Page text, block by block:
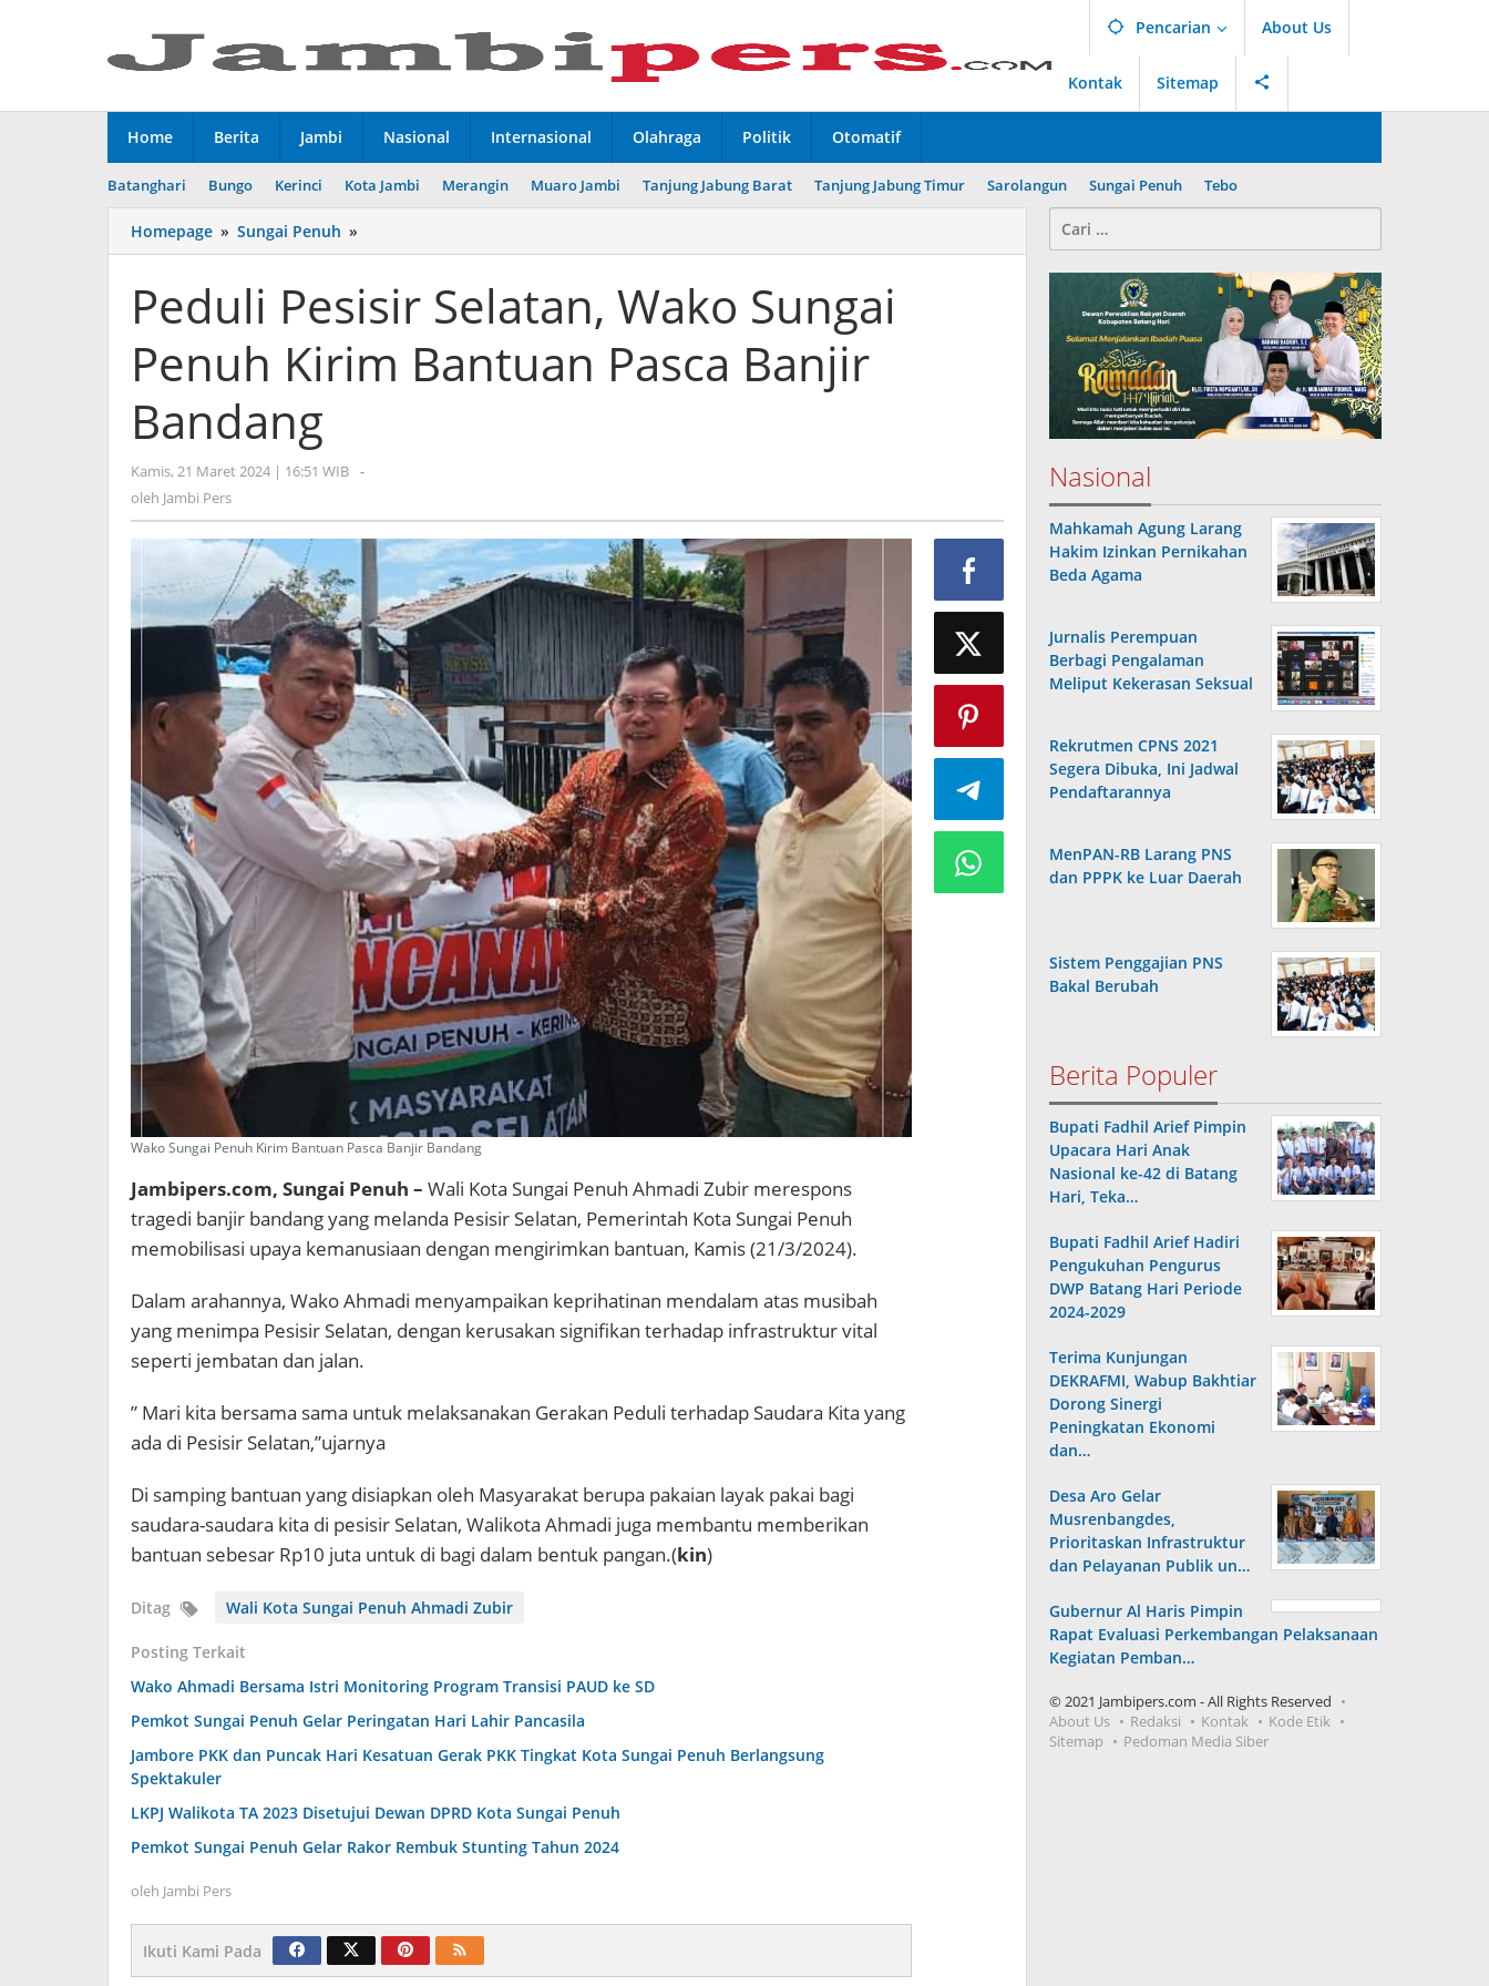
Pencarian About Us
Kontak Sitemap
Home Berita Jambi Nasional Internasional Olahraga Politik Otomatif
Batanghari Bungo Kerinci Kota Jambi Merangin Muaro Jambi Tanjung Jabung Barat Tanjung Jabung Timur Sarolangun Sungai Penuh Tebo
Homepage » Sungai Penuh »
Pesisir
Wako
Sungai
Kirim
Peduli Pesisir Selatan, Wako Sungai
Penuh Kirim Bantuan Pasca Banjir
Bandang
Kamis, 21 Maret 2024 | 16:51 WIB oleh
-
oleh Jambi Pers
Wako Sungai Penuh Kirim Bantuan Pasca Banjir Bandang
Jambipers.com, Sungai Penuh – Wali Kota Sungai Penuh Ahmadi Zubir merespons
tragedi banjir bandang yang melanda Pesisir Selatan, Pemerintah Kota Sungai Penuh
memobilisasi upaya kemanusiaan dengan mengirimkan bantuan, Kamis (21/3/2024).
Dalam arahannya, Wako Ahmadi menyampaikan keprihatinan mendalam atas musibah
yang menimpa Pesisir Selatan, dengan kerusakan signifikan terhadap infrastruktur vital
seperti jembatan dan jalan.
” Mari kita bersama sama untuk melaksanakan Gerakan Peduli terhadap Saudara Kita yang
ada di Pesisir Selatan,”ujarnya
Di samping bantuan yang disiapkan oleh Masyarakat berupa pakaian layak pakai bagi
saudara-saudara kita di pesisir Selatan, Walikota Ahmadi juga membantu memberikan
bantuan sebesar Rp10 juta untuk di bagi dalam bentuk pangan.(kin)
Ditag Wali Kota Sungai Penuh Ahmadi Zubir
Posting Terkait
Wako Ahmadi Bersama Istri Monitoring Program Transisi PAUD ke SD
Pemkot Sungai Penuh Gelar Peringatan Hari Lahir Pancasila
Jambore PKK dan Puncak Hari Kesatuan Gerak PKK Tingkat Kota Sungai Penuh Berlangsung
Spektakuler
LKPJ Walikota TA 2023 Disetujui Dewan DPRD Kota Sungai Penuh
Pemkot Sungai Penuh Gelar Rakor Rembuk Stunting Tahun 2024
oleh Jambi Pers
Ikuti Kami Pada
Cari
untuk:
Nasional
Mahkamah Agung Larang
Hakim Izinkan Pernikahan
Beda Agama
Jurnalis Perempuan
Berbagi Pengalaman
Meliput Kekerasan Seksual
Rekrutmen CPNS 2021
Segera Dibuka, Ini Jadwal
Pendaftarannya
MenPAN-RB Larang PNS
dan PPPK ke Luar Daerah
Sistem Penggajian PNS
Bakal Berubah
Berita Populer
Bupati Fadhil Arief Pimpin
Upacara Hari Anak
Nasional ke-42 di Batang
Hari, Teka…
Bupati Fadhil Arief Hadiri
Pengukuhan Pengurus
DWP Batang Hari Periode
2024-2029
Terima Kunjungan
DEKRAFMI, Wabup Bakhtiar
Dorong Sinergi
Peningkatan Ekonomi
dan…
Desa Aro Gelar
Musrenbangdes,
Prioritaskan Infrastruktur
dan Pelayanan Publik un…
Gubernur Al Haris Pimpin
Rapat Evaluasi Perkembangan Pelaksanaan
Kegiatan Pemban…
© 2021 Jambipers.com - All Rights Reserved
About Us
Redaksi Kontak
Kode Etik
Sitemap
Pedoman Media Siber